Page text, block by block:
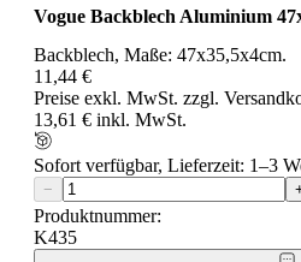
Vogue Backblech Aluminium
Backblech, Maße: 47x35,5x4cm.
11,44 €
Preise exkl. MwSt. zzgl.
13,61 € inkl. MwSt.
Sofort verfügbar, Lieferzeit: 1–3
−
Produktnummer:
K435